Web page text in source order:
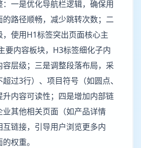
一是优化导航栏逻辑，确保用
的路径顺畅，减少跳转次数；二
使用H1标签突出页面核心主
要内容板块，H3标签细化子内
层级；三是调整段落布局，采
过3行）、项目符号（如圆点、
内容可读性；四是增加内部链
其他相关页面（如产品详情
链接，引导用户浏览更多内
权重。